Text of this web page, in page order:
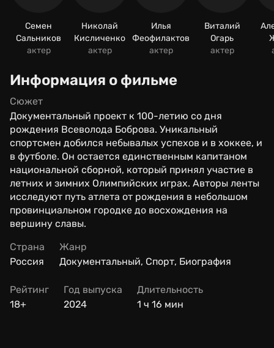
Семен
Сальников
актер
Николай
Кисличенко
актер
Илья
Феофилактов
актер
Виталий
Огарь
актер
Информация о фильме
Сюжет
Документальный проект к 100-летию со дня
рождения Всеволода Боброва. Уникальный
спортсмен добился небывалых успехов и в хоккее, и
в футболе. Он остается единственным капитаном
национальной сборной, который принял участие в
летних и зимних Олимпийских играх. Авторы ленты
исследуют путь атлета от рождения в небольшом
провинциальном городке до восхождения на
вершину славы.
Страна
Россия
Жанр
Документальный, Спорт, Биография
Рейтинг
18+
Год выпуска
2024
Длительность
1 ч 16 мин